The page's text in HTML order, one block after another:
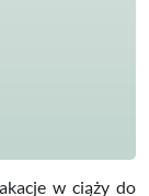
w ciąży do